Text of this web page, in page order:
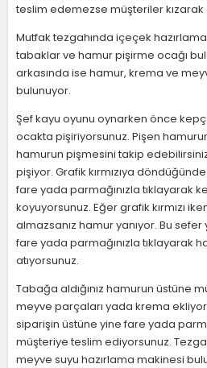
teslim edemezse müşteriler kızarak
Mutfak tezgahında içeçek
tabaklar ve hamur pişirme ocağı
arkasında ise hamur, krema ve
bulunuyor.
Şef kayu oyunu oynarken önce
ocakta pişiriyorsunuz. Pişen
hamurun pişmesini takip
pişiyor. Grafik kırmızıya
fare yada parmağınızla tıklayarak
koyuyorsunuz. Eğer grafik kırmızı
almazsanız hamur yanıyor. Bu
fare yada parmağınızla tıklayarak
atıyorsunuz.
Tabağa aldığınız hamurun üstüne
meyve parçaları yada krema
siparişin üstüne yine fare yada
müşteriye teslim ediyorsunuz.
meyve suyu hazırlama makinesi